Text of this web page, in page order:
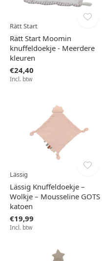
Rätt Start
Rätt Start Moomin
knuffeldoekje - Meerdere
kleuren
€24,40
Incl. btw
Lässig
Lässig Knuffeldoekje –
Wolkje – Mousseline GOTS
katoen
€19,99
Incl. btw